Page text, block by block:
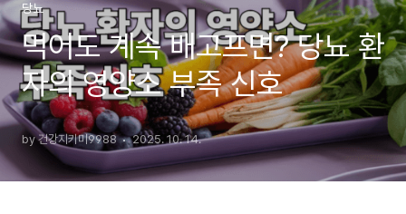
당뇨
먹어도 계속 배고프면? 당뇨 환
자의 영양소 부족 신호
by 건강지키미9988 2025. 10. 14.